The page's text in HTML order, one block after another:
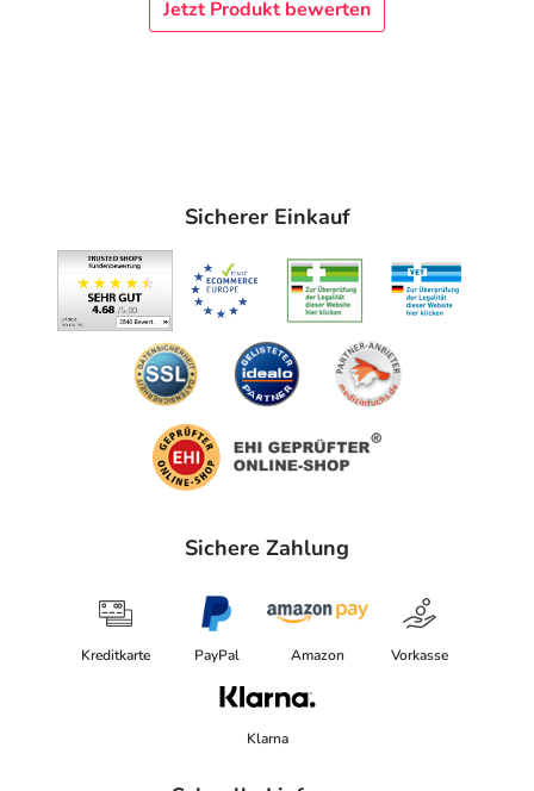
Jetzt Produkt bewerten
Sicherer Einkauf
Sichere Zahlung
Kreditkarte PayPal Amazon Vorkasse
Klarna